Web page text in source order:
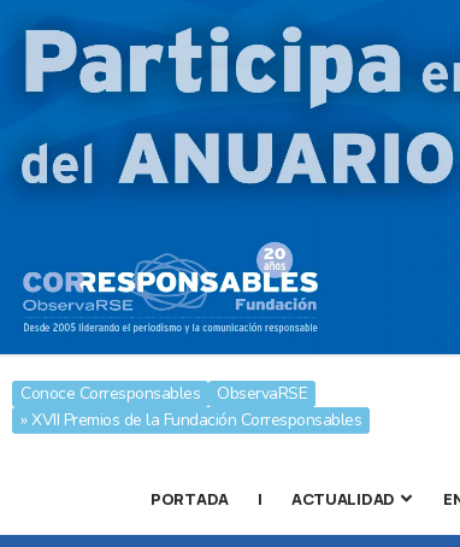
Conoce Corresponsables
ObservaRSE
» XVII Premios de la Fundación Corresponsables
PORTADA | ACTUALIDAD